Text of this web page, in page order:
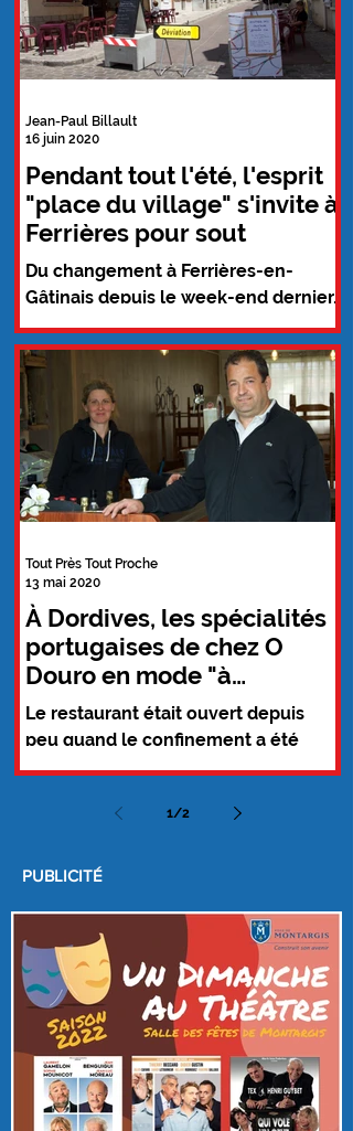
Pendant tout l'été, l'esprit
"place du village" s'invite à
Ferrières pour sout
Du changement à Ferrières-en-
Gâtinais depuis le week-end dernier.
la municipalité a décidé de fermer la
Grande Rue à la circulation...
Jean-Paul Billault
16 juin 2020
À Dordives, les spécialités
portugaises de chez O
Douro en mode "à
emporter"
Le restaurant était ouvert depuis
peu quand le confinement a été
décrété. Coup dur pour l'entreprise
Tout Près Tout Proche
13 mai 2020
1/2
PUBLICITÉ